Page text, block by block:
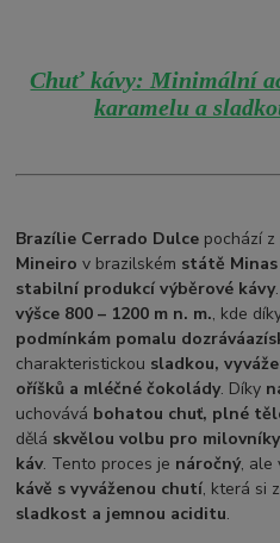
Chuť kávy: Minimální
karamelu a
Brazílie Cerrado Dulce pochází
Mineiro v brazilském státě
stabilní produkcí výběrové kávy
výšce 800 – 1200 m n. m., kde
podmínkám pomalu dozráváa
charakteristickou sladkou,
oříšků a mléčné čokolády. Díky
uchovává bohatou chuť, plné
dělá skvělou volbu pro
káv. Tento proces je náročný, ale
kávě s vyváženou chutí, která si
sladkost a jemnou aciditu.